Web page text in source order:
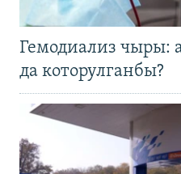
Гемодиализ чыры:
да которулганбы?